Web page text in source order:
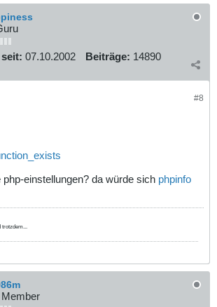
07.10.2002 Beiträge: 14890
#8
einstellungen? da würde sich phpinfo